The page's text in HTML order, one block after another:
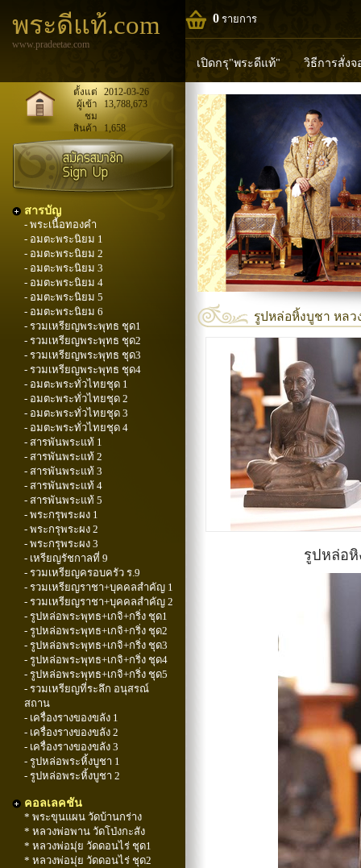
พระดีแท้.com
www.pradeetae.com
0 รายการ
เปิดกรุ"พระดีแท้" วิธีการสั่งจ
หลวงพ่อทวด หลวงปู่ทิม
พระพุทธวิริยากร
ตั้งแต่
2012-03-26
ผู้เข้า
ชม
13,788,673
สินค้า 1,658
สารบัญ
- พระเนื้อทองคำ
- อมตะพระนิยม 1
- อมตะพระนิยม 2
- อมตะพระนิยม 3
- อมตะพระนิยม 4
- อมตะพระนิยม 5
- อมตะพระนิยม 6
- รวมเหรียญพระพุทธ ชุด1
- รวมเหรียญพระพุทธ ชุด2
- รวมเหรียญพระพุทธ ชุด3
- รวมเหรียญพระพุทธ ชุด4
- อมตะพระทั่วไทยชุด 1
- อมตะพระทั่วไทยชุด 2
- อมตะพระทั่วไทยชุด 3
- อมตะพระทั่วไทยชุด 4
- สารพันพระแท้ 1
- สารพันพระแท้ 2
- สารพันพระแท้ 3
- สารพันพระแท้ 4
- สารพันพระแท้ 5
- พระกรุพระผง 1
- พระกรุพระผง 2
- พระกรุพระผง 3
- เหรียญรัชกาลที่ 9
- รวมเหรียญครอบครัว ร.9
- รวมเหรียญราชา+บุคคลสำคัญ 1
- รวมเหรียญราชา+บุคคลสำคัญ 2
- รูปหล่อพระพุทธ+เกจิ+กริ่ง ชุด1
- รูปหล่อพระพุทธ+เกจิ+กริ่ง ชุด2
- รูปหล่อพระพุทธ+เกจิ+กริ่ง ชุด3
- รูปหล่อพระพุทธ+เกจิ+กริ่ง ชุด4
- รูปหล่อพระพุทธ+เกจิ+กริ่ง ชุด5
- รวมเหรียญที่ระลึก อนุสรณ์
สถาน
- เครื่องรางของขลัง 1
- เครื่องรางของขลัง 2
- เครื่องรางของขลัง 3
- รูปหล่อพระหิ้งบูชา 1
- รูปหล่อพระหิ้งบูชา 2
คอลเลคชัน
* พระขุนแผน วัดบ้านกร่าง
* หลวงพ่อพาน วัดโป่งกะสัง
* หลวงพ่อมุ่ย วัดดอนไร่ ชุด1
* หลวงพ่อมุ่ย วัดดอนไร่ ชุด2
รูปหล่อหิ้งบูชา หลว
รูปหล่อหิ้